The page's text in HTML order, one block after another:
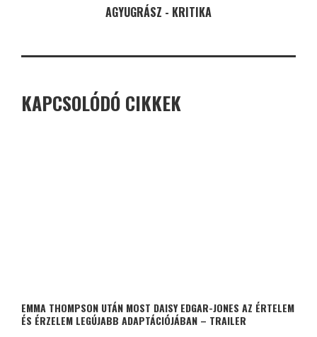
AGYUGRÁSZ - KRITIKA
KAPCSOLÓDÓ CIKKEK
EMMA THOMPSON UTÁN MOST DAISY EDGAR-JONES AZ ÉRTELEM
ÉS ÉRZELEM LEGÚJABB ADAPTÁCIÓJÁBAN – TRAILER